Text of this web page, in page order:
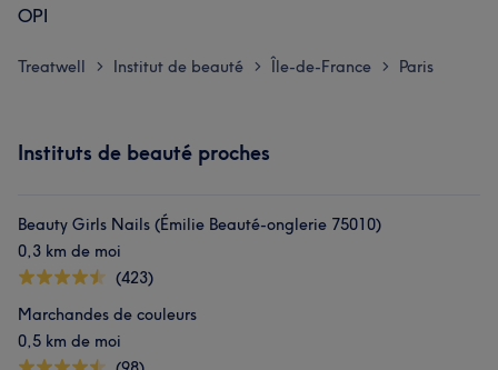
OPI
Treatwell > Institut de beauté > Île-de-France > Paris
Instituts de beauté proches
Beauty Girls Nails (Émilie Beauté-onglerie 75010)
0,3 km de moi
(423)
Marchandes de couleurs
0,5 km de moi